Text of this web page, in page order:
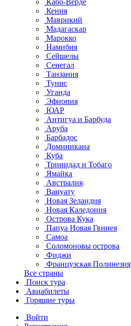
Кабо-Верде
Кения
Маврикий
Мадагаскар
Марокко
Намибия
Сейшелы
Сенегал
Танзания
Тунис
Уганда
Эфиопия
ЮАР
Антигуа и Барбуда
Аруба
Барбадос
Доминикана
Куба
Тринидад и Тобаго
Ямайка
Австралия
Вануату
Новая Зеландия
Новая Каледония
Острова Кука
Папуа Новая Гвинея
Самоа
Соломоновы острова
Фиджи
Французская Полинезия
Все страны
Поиск тура
Авиабилеты
Горящие туры
Войти